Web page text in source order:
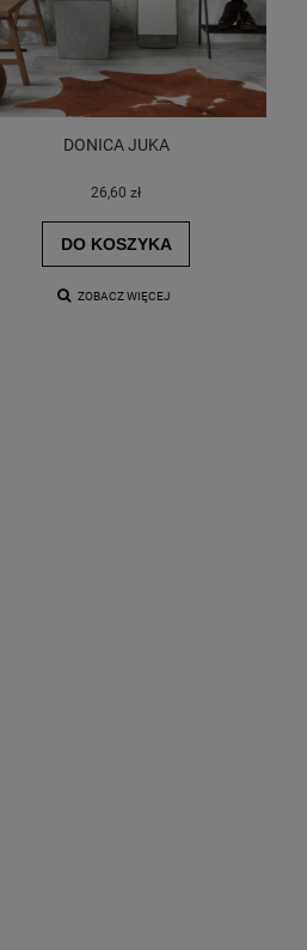
DONICA JUKA
26,60 zł
DO KOSZYKA
ZOBACZ WIĘCEJ